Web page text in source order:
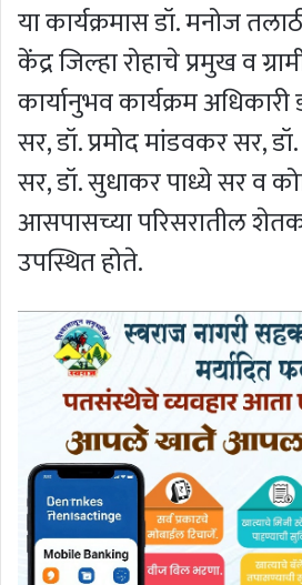
या कार्यक्रमास डॉ. मनोज
केंद्र जिल्हा रोहाचे प्रमुख व
कार्यानुभव कार्यक्रम
सर, डॉ. प्रमोद मांडवकर सर,
सर, डॉ. सुधाकर पाध्ये सर व
आसपासच्या परिसरातील
उपस्थित होते.